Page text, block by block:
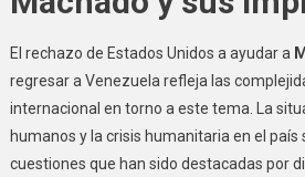
El rechazo de Estados Unidos a ayudar a
regresar a Venezuela refleja las
internacional en torno a este tema. La
humanos y la crisis humanitaria en el país
cuestiones que han sido destacadas por